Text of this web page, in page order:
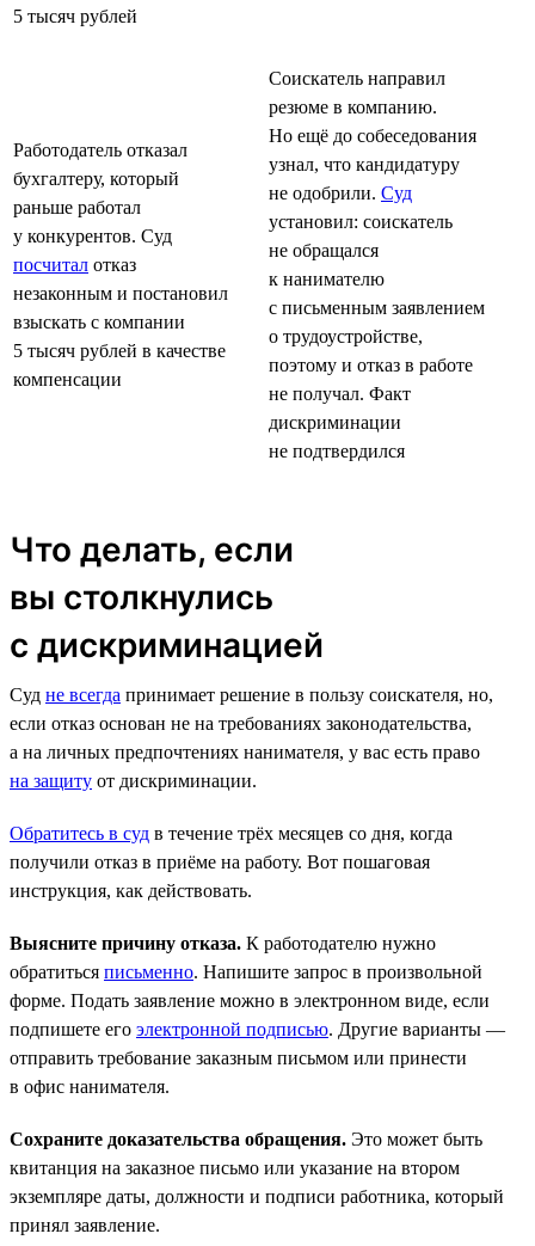
5 тысяч рублей
Работодатель отказал
бухгалтеру, который
раньше работал
у конкурентов. Суд
посчитал отказ
незаконным и постановил
взыскать с компании
5 тысяч рублей в качестве
компенсации
Соискатель направил
резюме в компанию.
Но ещё до собеседования
узнал, что кандидатуру
не одобрили. Суд
установил: соискатель
не обращался
к нанимателю
с письменным заявлением
о трудоустройстве,
поэтому и отказ в работе
не получал. Факт
дискриминации
не подтвердился
Что делать, если
вы столкнулись
с дискриминацией
Суд не всегда принимает решение в пользу соискателя, но,
если отказ основан не на требованиях законодательства,
а на личных предпочтениях нанимателя, у вас есть право
на защиту от дискриминации.
Обратитесь в суд в течение трёх месяцев со дня, когда
получили отказ в приёме на работу. Вот пошаговая
инструкция, как действовать.
Выясните причину отказа. К работодателю нужно
обратиться письменно. Напишите запрос в произвольной
форме. Подать заявление можно в электронном виде, если
подпишете его электронной подписью. Другие варианты —
отправить требование заказным письмом или принести
в офис нанимателя.
Сохраните доказательства обращения. Это может быть
квитанция на заказное письмо или указание на втором
экземпляре даты, должности и подписи работника, который
принял заявление.